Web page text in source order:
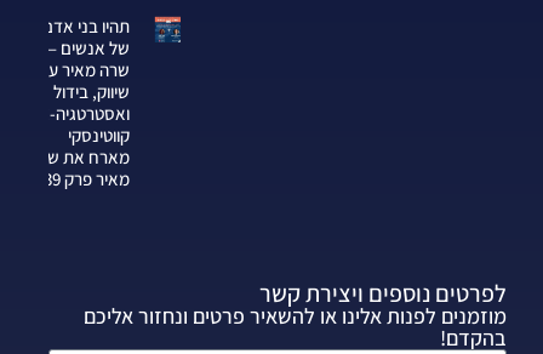
תהיו בני אדם
של אנשים —
שרה מאיר על
שיווק, בידול
ואסטרטגיה-צחי
קווטינסקי
מארח את שרה
מאיר פרק 339
לפרטים נוספים ויצירת קשר
מוזמנים לפנות אלינו או להשאיר פרטים ונחזור אליכם
בהקדם!